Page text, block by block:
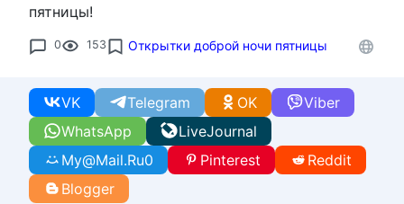
пятницы!
0 153 Открытки доброй ночи пятницы
WhatsApp
VK Telegram Viber
OK
LiveJournal
My@Mail.Ru0 Pinterest
Reddit
Blogger